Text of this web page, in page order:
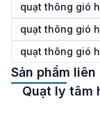
quạt thông gió
quạt thông gió
quạt thông gió
Sản phẩm liên
Quạt ly tâm